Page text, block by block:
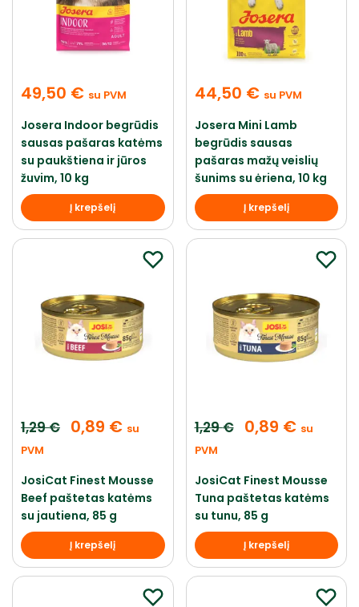
49,50 € su PVM
Josera Indoor begrūdis
sausas pašaras katėms
su paukštiena ir jūros
žuvim, 10 kg
Į krepšelį
44,50 € su PVM
Josera Mini Lamb
begrūdis sausas
pašaras mažų veislių
šunims su ėriena, 10 kg
Į krepšelį
1,29€ 0,89 € su
PVM
JosiCat Finest Mousse
Beef paštetas katėms
su jautiena, 85 g
Į krepšelį
1,29€ 0,89 € su
PVM
JosiCat Finest Mousse
Tuna paštetas katėms
su tunu, 85 g
Į krepšelį